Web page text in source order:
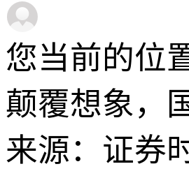
您当前的位
颠覆想象，
来源：证券